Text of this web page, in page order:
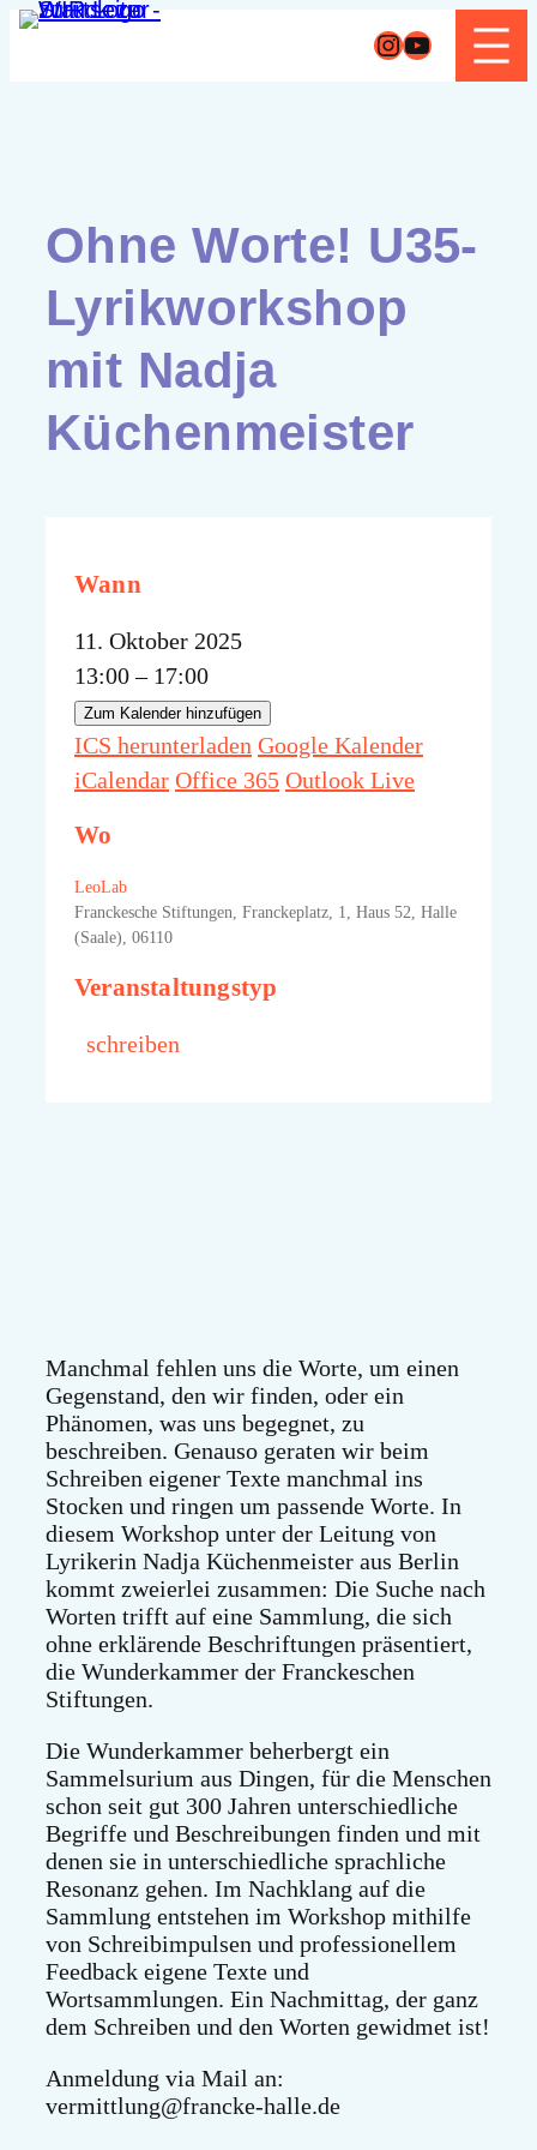
Zum
Instagram
YouTube
Ohne Worte! U35-
Lyrikworkshop
mit Nadja
Küchenmeister
Wann
11. Oktober 2025
13:00 – 17:00
Zum Kalender hinzufügen
ICS herunterladen Google Kalender
iCalendar Office 365 Outlook Live
Wo
LeoLab
Franckesche Stiftungen, Franckeplatz, 1, Haus 52, Halle
(Saale), 06110
Veranstaltungstyp
schreiben
Manchmal fehlen uns die Worte, um einen
Gegenstand, den wir finden, oder ein
Phänomen, was uns begegnet, zu
beschreiben. Genauso geraten wir beim
Schreiben eigener Texte manchmal ins
Stocken und ringen um passende Worte. In
diesem Workshop unter der Leitung von
Lyrikerin Nadja Küchenmeister aus Berlin
kommt zweierlei zusammen: Die Suche nach
Worten trifft auf eine Sammlung, die sich
ohne erklärende Beschriftungen präsentiert,
die Wunderkammer der Franckeschen
Stiftungen.
Die Wunderkammer beherbergt ein
Sammelsurium aus Dingen, für die Menschen
schon seit gut 300 Jahren unterschiedliche
Begriffe und Beschreibungen finden und mit
denen sie in unterschiedliche sprachliche
Resonanz gehen. Im Nachklang auf die
Sammlung entstehen im Workshop mithilfe
von Schreibimpulsen und professionellem
Feedback eigene Texte und
Wortsammlungen. Ein Nachmittag, der ganz
dem Schreiben und den Worten gewidmet ist!
Anmeldung via Mail an:
vermittlung@francke-halle.de